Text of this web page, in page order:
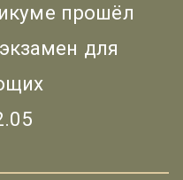
прошёл
для